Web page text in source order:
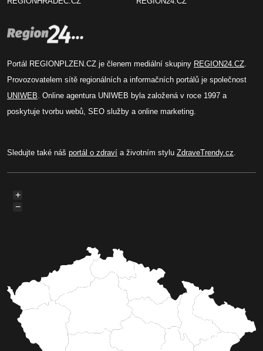
Portál REGIONPLZEN.CZ je členem mediální skupiny REGION24.CZ.
Provozovatelem sítě regionálních a informačních portálů je společnost
UNIWEB. Online agentura UNIWEB byla založená v roce 1997 a
poskytuje tvorbu webů, SEO služby a online marketing.
Sledujte také náš portál o zdraví a životním stylu ZdraveTrendy.cz.
+
−